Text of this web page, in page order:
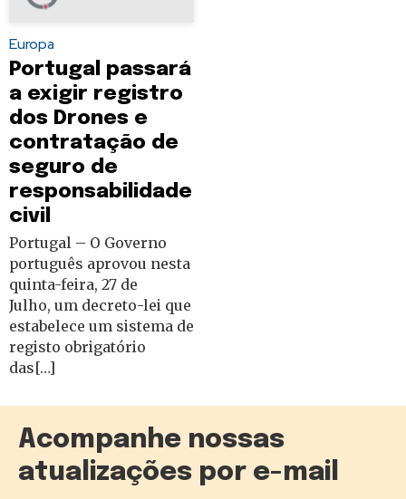
Europa
Portugal passará
a exigir registro
dos Drones e
contratação de
seguro de
responsabilidade
civil
Portugal – O Governo
português aprovou nesta
quinta-feira, 27 de
Julho, um decreto-lei que
estabelece um sistema de
registo obrigatório
das[…]
Acompanhe nossas
atualizações por e-mail